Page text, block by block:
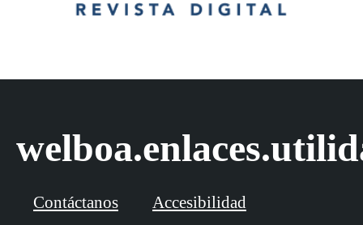
Contáctanos Accesibilidad